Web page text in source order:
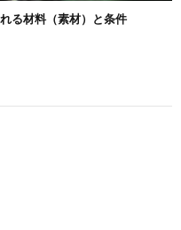
る材料（素材）と条件